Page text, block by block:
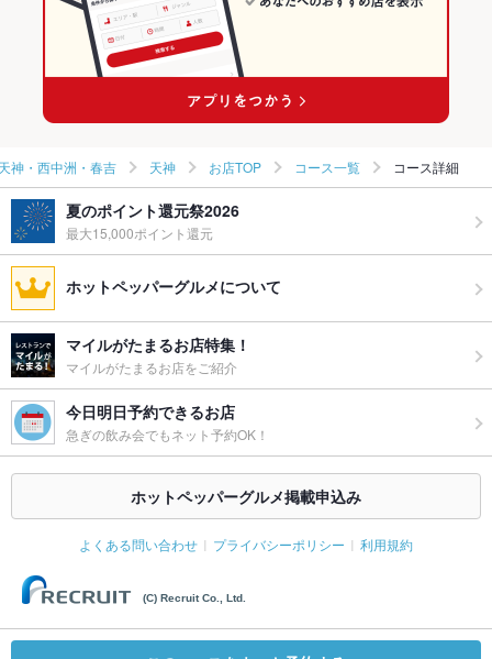
天神駅 × イタリアン・フレンチ
天神駅 × パスタ・ピザ
福岡 × パスタ・ピザ
天神のグルメランキング
天神のダイニングバー・バルランキング
天神のスペインバル・イタリアンバールランキング
神・西中洲・春吉 天神 お店TOP コース一覧 コース詳細
夏のポイント還元祭2026
最大15,000ポイント還元
ホットペッパーグルメについて
マイルがたまるお店特集！
マイルがたまるお店をご紹介
今日明日予約できるお店
急ぎの飲み会でもネット予約OK！
ホットペッパーグルメ掲載申込み
よくある問い合わせ プライバシーポリシー 利用規約
(C) Recruit Co., Ltd.